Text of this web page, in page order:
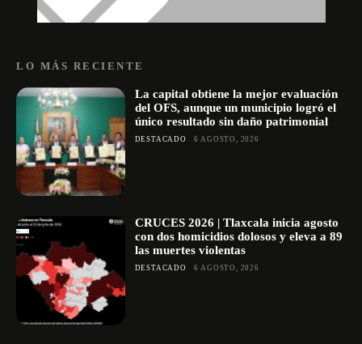
LO MÁS RECIENTE
La capital obtiene la mejor evaluación
del OFS, aunque un municipio logró el
único resultado sin daño patrimonial
DESTACADO 6 AGOSTO, 2026
CRUCES 2026 | Tlaxcala inicia agosto
con dos homicidios dolosos y eleva a 89
las muertes violentas
DESTACADO 6 AGOSTO, 2026